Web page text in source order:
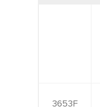
3653F